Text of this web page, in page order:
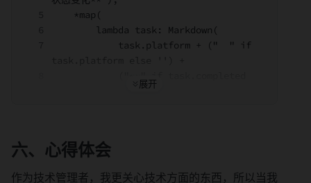
    *map(
        lambda task: Markdown(
            task.platform + ("  " if
else "") + "[" +
task.url + ")" +
六、心得体会
作为技术管理者，我更关心技术方面的东西，所以当我